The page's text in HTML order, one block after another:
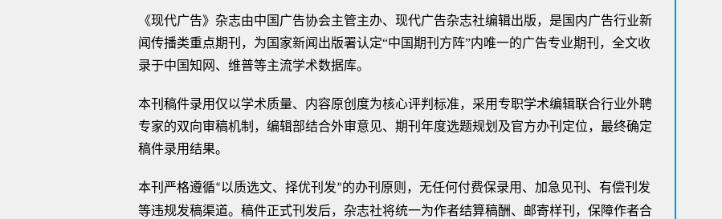
《现代广告》杂志由中国广告协会主管主办、现代广告杂志社编辑出版，是国内广告行业新
闻传播类重点期刊，为国家新闻出版署认定“中国期刊方阵”内唯一的广告专业期刊，全文收
录于中国知网、维普等主流学术数据库。
本刊稿件录用仅以学术质量、内容原创度为核心评判标准，采用专职学术编辑联合行业外聘
专家的双向审稿机制，编辑部结合外审意见、期刊年度选题规划及官方办刊定位，最终确定
稿件录用结果。
本刊严格遵循“以质选文、择优刊发”的办刊原则，无任何付费保录用、加急见刊、有偿刊发
等违规发稿渠道。稿件正式刊发后，杂志社将统一为作者结算稿酬、邮寄样刊，保障作者合